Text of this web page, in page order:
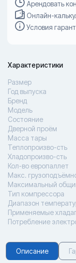
Арендовать
Онлайн-
Условия
Характеристики
Размер
Год выпуска
Бренд
Модель
Состояние
Дверной проём
Масса тары
Теплопроизво-сть
Хладопроизво-сть
Кол-во европаллет
Макс.
Максимальный
Тип компрессора
Диапазон
Применяемые
Потребление
Описание